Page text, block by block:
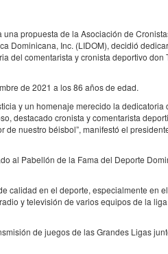
propuesta de la Asociación de
Dominicana, Inc. (LIDOM), decidió
del comentarista y cronista deportivo don
de 2021 a los 86 años de edad.
y un homenaje merecido la dedicatoria
destacado cronista y comentarista
nuestro béisbol”, manifestó el
al Pabellón de la Fama del Deporte
calidad en el deporte, especialmente en
y televisión de varios equipos de la
de juegos de las Grandes Ligas